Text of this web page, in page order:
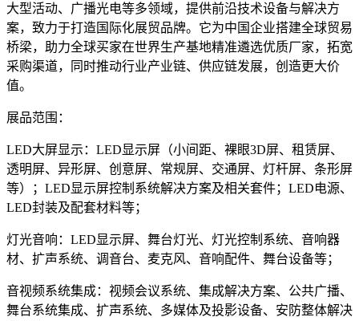
大型活动、广播光电等多领域，提供前沿技术设备与解决方
案，致力于打造国际化展贸品牌。它为中国企业搭建全球贸易
桥梁，助力全球买家在世界生产基地精准遴选优质厂家，拓宽
采购渠道，同时推动行业产业链、供应链发展，创造更大价
值。
展品范围：
LED大屏显示：LED显示屏（小间距、裸眼3D屏、租赁屏、
透明屏、异形屏、创意屏、常规屏、交通屏、灯杆屏、条形屏
等）；LED显示屏控制系统解决方案及相关套件；LED电源、
LED封装及配套材料等；
灯光音响：LED显示屏、舞台灯光、灯光控制系统、音响器
材、扩声系统、调音台、麦克风、音响配件、舞台设备等；
音视频系统集成：视频会议系统、集成解决方案、公共广播、
舞台系统集成、扩声系统、多媒体及投影设备、安防整体解决